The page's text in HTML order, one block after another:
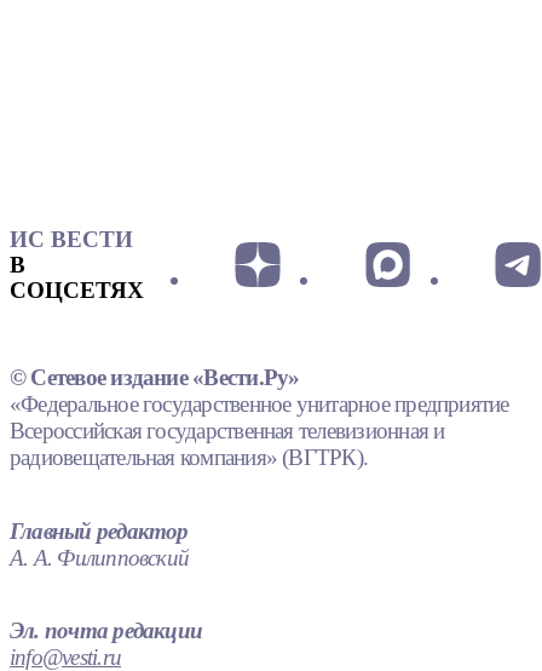
ИС ВЕСТИ
В
СОЦСЕТЯХ
© Сетевое издание «Вести.Ру»
«Федеральное государственное унитарное предприятие
Всероссийская государственная телевизионная и
радиовещательная компания» (ВГТРК).
Главный редактор
А. А. Филипповский
Эл. почта редакции
info@vesti.ru